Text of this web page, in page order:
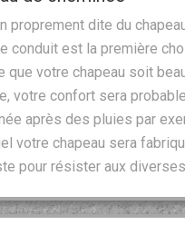
proprement dite du
conduit est la première
votre chapeau soit
votre confort sera
après des pluies par
votre chapeau sera
pour résister aux